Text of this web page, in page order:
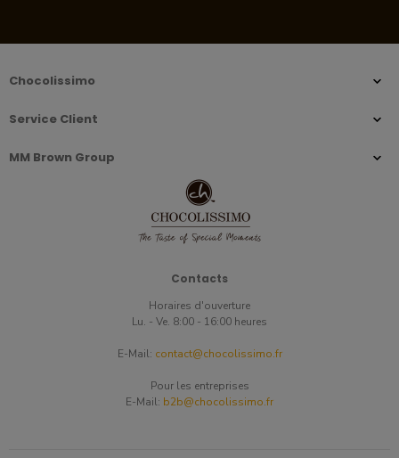
Chocolissimo
Service Client
MM Brown Group
Contacts
Horaires d'ouverture
Lu. - Ve. 8:00 - 16:00 heures
E-Mail: contact@chocolissimo.fr
Pour les entreprises
E-Mail: b2b@chocolissimo.fr